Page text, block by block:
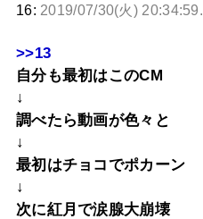
16: 2019/07/30(火)
>>13
自分も最初はこのCM
↓
調べたら動画が色々と
↓
最初はチョコでポカーン
↓
次に紅月で涙腺大崩壊